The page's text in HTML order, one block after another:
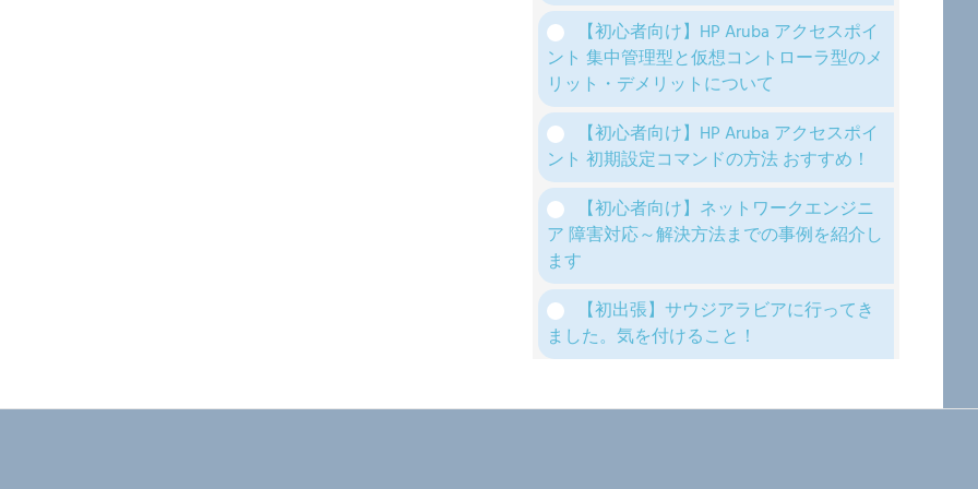
【初心者向け】HP Aruba アクセスポイ
ント 集中管理型と仮想コントローラ型のメ
リット・デメリットについて
【初心者向け】HP Aruba アクセスポイ
ント 初期設定コマンドの方法 おすすめ！
【初心者向け】ネットワークエンジニ
ア 障害対応～解決方法までの事例を紹介し
ます
【初出張】サウジアラビアに行ってき
ました。気を付けること！